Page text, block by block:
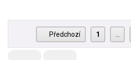
Předchozí 1